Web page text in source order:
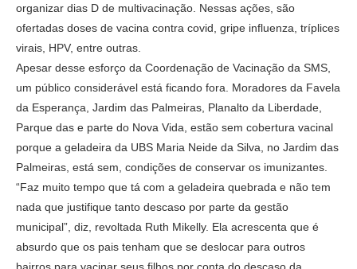
organizar dias D de multivacinação. Nessas ações, são
ofertadas doses de vacina contra covid, gripe influenza, tríplices
virais, HPV, entre outras.
Apesar desse esforço da Coordenação de Vacinação da SMS,
um público considerável está ficando fora. Moradores da Favela
da Esperança, Jardim das Palmeiras, Planalto da Liberdade,
Parque das e parte do Nova Vida, estão sem cobertura vacinal
porque a geladeira da UBS Maria Neide da Silva, no Jardim das
Palmeiras, está sem, condições de conservar os imunizantes.
“Faz muito tempo que tá com a geladeira quebrada e não tem
nada que justifique tanto descaso por parte da gestão
municipal”, diz, revoltada Ruth Mikelly. Ela acrescenta que é
absurdo que os pais tenham que se deslocar para outros
bairros para vacinar seus filhos por conta do descaso da